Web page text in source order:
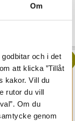
Om
och i det
att klicka ”Tillåt
kakor. Vill du
rutor du vill
Om du
genom
5.00
kr – 1 750,00kr
Rea!